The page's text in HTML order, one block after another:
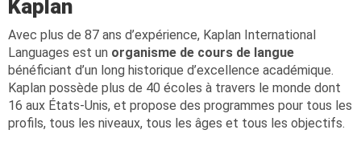
Kaplan
Avec plus de 87 ans d’expérience, Kaplan International
Languages est un organisme de cours de langue
bénéficiant d’un long historique d’excellence académique.
Kaplan possède plus de 40 écoles à travers le monde dont
16 aux États-Unis, et propose des programmes pour tous les
profils, tous les niveaux, tous les âges et tous les objectifs.